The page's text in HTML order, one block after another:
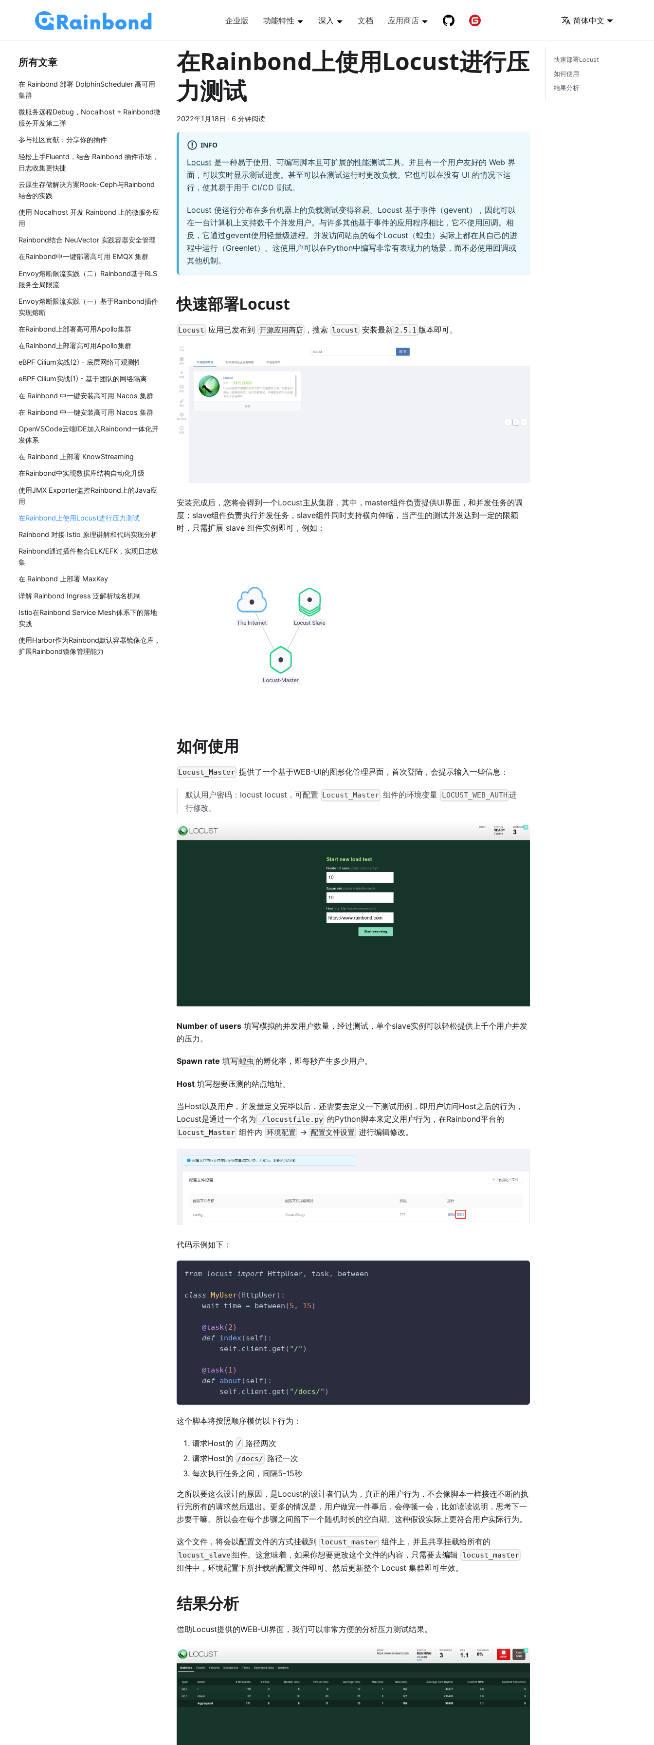
企业版 功能特性 深入 文档 应用商店 简体中文
所有文章
在 Rainbond 部署 DolphinScheduler 高可用
集群
微服务远程Debug，Nocalhost + Rainbond微
服务开发第二弹
参与社区贡献：分享你的插件
轻松上手Fluentd，结合 Rainbond 插件市场，
日志收集更快捷
云原生存储解决方案Rook-Ceph与Rainbond
结合的实践
使用 Nocalhost 开发 Rainbond 上的微服务应
用
Rainbond结合 NeuVector 实践容器安全管理
在Rainbond中一键部署高可用 EMQX 集群
Envoy熔断限流实践（二）Rainbond基于RLS
服务全局限流
Envoy熔断限流实践（一）基于Rainbond插件
实现熔断
在Rainbond上部署高可用Apollo集群
在Rainbond上部署高可用Apollo集群
eBPF Cilium实战(2) - 底层网络可观测性
eBPF Cilium实战(1) - 基于团队的网络隔离
在 Rainbond 中一键安装高可用 Nacos 集群
在 Rainbond 中一键安装高可用 Nacos 集群
OpenVSCode云端IDE加入Rainbond一体化开
发体系
在 Rainbond 上部署 KnowStreaming
在Rainbond中实现数据库结构自动化升级
使用JMX Exporter监控Rainbond上的Java应
用
在Rainbond上使用Locust进行压力测试
Rainbond 对接 Istio 原理讲解和代码实现分析
Rainbond通过插件整合ELK/EFK，实现日志收
集
在 Rainbond 上部署 MaxKey
详解 Rainbond Ingress 泛解析域名机制
Istio在Rainbond Service Mesh体系下的落地
实践
使用Harbor作为Rainbond默认容器镜像仓库，
扩展Rainbond镜像管理能力
在Rainbond上使用Locust进行压
力测试
2022年1月18日 · 6 分钟阅读
INFO
Locust 是一种易于使用、可编写脚本且可扩展的性能测试工具。并且有一个用户友好的 Web 界
面，可以实时显示测试进度。甚至可以在测试运行时更改负载。它也可以在没有 UI 的情况下运
行，使其易于用于 CI/CD 测试。
Locust 使运行分布在多台机器上的负载测试变得容易。Locust 基于事件（gevent），因此可以
在一台计算机上支持数千个并发用户。与许多其他基于事件的应用程序相比，它不使用回调。相
反，它通过gevent使用轻量级进程。并发访问站点的每个Locust（蝗虫）实际上都在其自己的进
程中运行（Greenlet）。这使用户可以在Python中编写非常有表现力的场景，而不必使用回调或
其他机制。
快速部署Locust
Locust 应用已发布到 开源应用商店 ，搜索 locust 安装最新 2.5.1 版本即可。
安装完成后，您将会得到一个Locust主从集群，其中，master组件负责提供UI界面，和并发任务的调
度；slave组件负责执行并发任务，slave组件同时支持横向伸缩，当产生的测试并发达到一定的限额
时，只需扩展 slave 组件实例即可，例如：
如何使用
Locust_Master 提供了一个基于WEB-UI的图形化管理界面，首次登陆，会提示输入一些信息：
默认用户密码：locust locust，可配置 Locust_Master 组件的环境变量 LOCUST_WEB_AUTH 进
行修改。
Number of users 填写模拟的并发用户数量，经过测试，单个slave实例可以轻松提供上千个用户并发
的压力。
Spawn rate 填写 蝗虫 的孵化率，即每秒产生多少用户。
Host 填写想要压测的站点地址。
当Host以及用户，并发量定义完毕以后，还需要去定义一下测试用例，即用户访问Host之后的行为，
Locust是通过一个名为
/locustfile.py 的Python脚本来定义用户行为，在Rainbond平台的
Locust_Master 组件内 环境配置 -> 配置文件设置 进行编辑修改。
代码示例如下：
from locust import HttpUser, task , between
class MyUser(HttpUser) :
    wait_time
= between (5 , 15)
@task (2)
def index (self) :
        self
. client . get ( "/" )
@task (1 )
def about (self) :
        self
. client . get ( "/docs/" )
这个脚本将按照顺序模仿以下行为：
请求Host的 / 路径两次
请求Host的 /docs/ 路径一次
每次执行任务之间，间隔5-15秒
之所以要这么设计的原因，是Locust的设计者们认为，真正的用户行为，不会像脚本一样接连不断的执
行完所有的请求然后退出。更多的情况是，用户做完一件事后，会停顿一会，比如读读说明，思考下一
步要干嘛。所以会在每个步骤之间留下一个随机时长的空白期。这种假设实际上更符合用户实际行为。
这个文件，将会以配置文件的方式挂载到 locust_master 组件上，并且共享挂载给所有的
locust_slave组件。这意味着，如果你想要更改这个文件的内容，只需要去编辑 locust_master
组件中，环境配置下所挂载的配置文件即可。然后更新整个 Locust 集群即可生效。
结果分析
借助Locust提供的WEB-UI界面，我们可以非常方便的分析压力测试结果。
快速部署Locust
如何使用
结果分析